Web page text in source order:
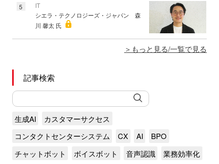
5
IT
シエラ・テクノロジーズ・ジャパン 森
川 馨太 氏
もっと見る/一覧で見る
記事検索
生成AI
カスタマーサクセス
コンタクトセンターシステム
CX AI
BPO
チャットボット
ボイスボット 音声認識 業務効率化